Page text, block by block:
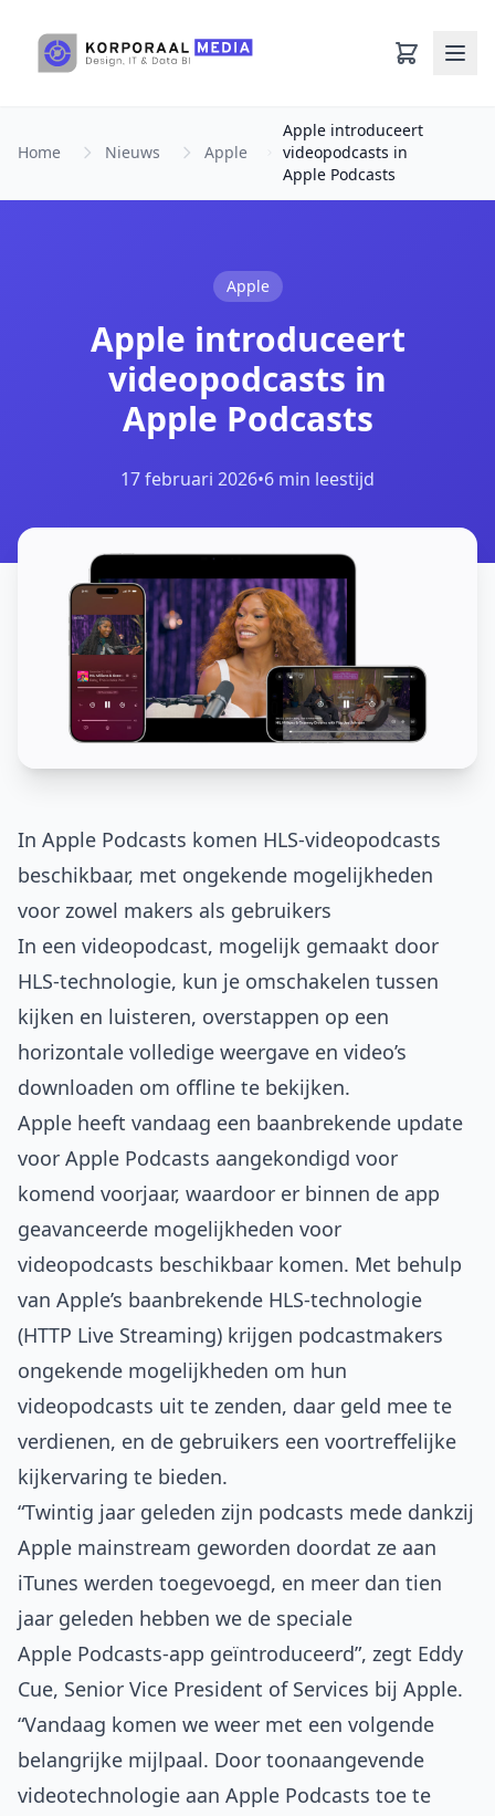
Home Nieuws Apple
Apple introduceert
videopodcasts in
Apple Podcasts
Apple
Apple introduceert
videopodcasts in
Apple Podcasts
17 februari 2026•6 min leestijd
In Apple Podcasts komen HLS-videopodcasts
beschikbaar, met ongekende mogelijkheden
voor zowel makers als gebruikers
In een videopodcast, mogelijk gemaakt door
HLS-technologie, kun je omschakelen tussen
kijken en luisteren, overstappen op een
horizontale volledige weergave en video’s
downloaden om offline te bekijken.
Apple heeft vandaag een baanbrekende update
voor Apple Podcasts aangekondigd voor
komend voorjaar, waardoor er binnen de app
geavanceerde mogelijkheden voor
videopodcasts beschikbaar komen. Met behulp
van Apple’s baanbrekende HLS-technologie
(HTTP Live Streaming) krijgen podcastmakers
ongekende mogelijkheden om hun
videopodcasts uit te zenden, daar geld mee te
verdienen, en de gebruikers een voortreffelijke
kijkervaring te bieden.
“Twintig jaar geleden zijn podcasts mede dankzij
Apple mainstream geworden doordat ze aan
iTunes werden toegevoegd, en meer dan tien
jaar geleden hebben we de speciale
Apple Podcasts-app geïntroduceerd”, zegt Eddy
Cue, Senior Vice President of Services bij Apple.
“Vandaag komen we weer met een volgende
belangrijke mijlpaal. Door toonaangevende
videotechnologie aan Apple Podcasts toe te